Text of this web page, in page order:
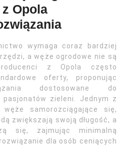
Opola
wymaga coraz bardziej
a węże ogrodowe nie są
z Opola często
oferty, proponując
dostosowane do
zieleni. Jednym z
samorozciągające się,
zwiększają swoją długość, a
się, zajmując minimalną
dla osób ceniących